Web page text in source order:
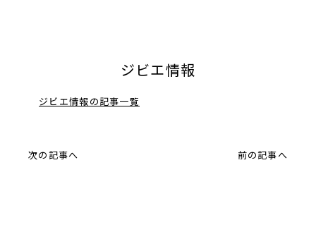
ジビエ情報
ジビエ情報の記事一覧
次の記事へ 前の記事へ